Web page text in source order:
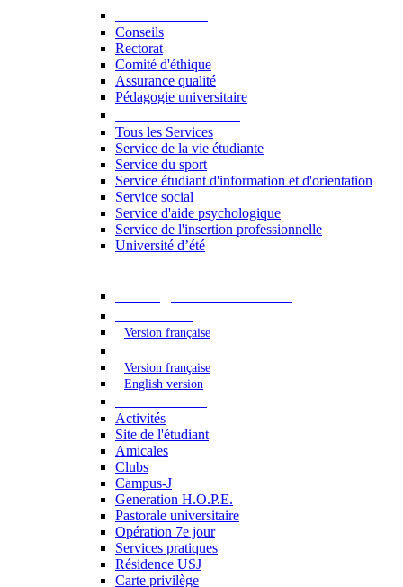
Conseils
Rectorat
Comité d'éthique
Assurance qualité
Pédagogie universitaire
Tous les Services
Service de la vie étudiante
Service du sport
Service étudiant d'information et d'orientation
Service social
Service d'aide psychologique
Service de l'insertion professionnelle
Université d’été
Version française
Version française
English version
Activités
Site de l'étudiant
Amicales
Clubs
Campus-J
Generation H.O.P.E.
Pastorale universitaire
Opération 7e jour
Services pratiques
Résidence USJ
Carte privilège